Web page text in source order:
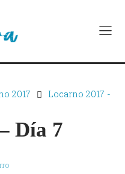
2017
Locarno 2017 -
Día 7